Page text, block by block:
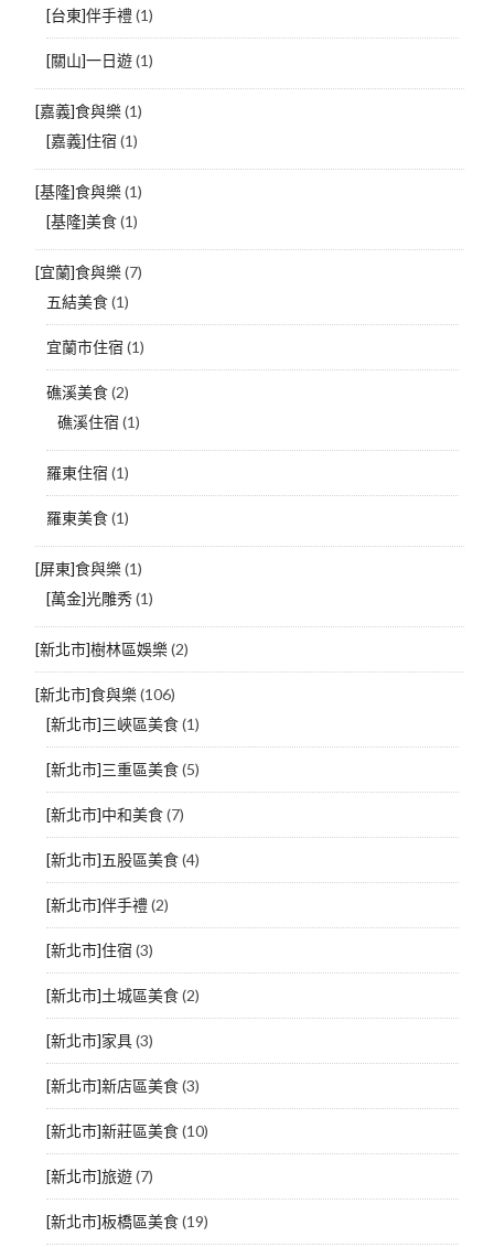
[台東]伴手禮(1)
[關山]一日遊(1)
[嘉義]食與樂(1)
[嘉義]住宿 (1)
[基隆]食與樂(1)
[基隆]美食(1)
[宜蘭]食與樂(7)
五結美食(1)
宜蘭市住宿 (1)
礁溪美食(2)
礁溪住宿 (1)
羅東住宿 (1)
羅東美食(1)
[屏東]食與樂(1)
[萬金]光雕秀(1)
[新北市]樹林區娛樂(2)
[新北市]食與樂(106)
[新北市]三峽區美食(1)
[新北市]三重區美食(5)
[新北市]中和美食(7)
[新北市]五股區美食(4)
[新北市]伴手禮(2)
[新北市]住宿 (3)
[新北市]土城區美食(2)
[新北市]家具(3)
[新北市]新店區美食(3)
[新北市]新莊區美食(10)
[新北市]旅遊(7)
[新北市]板橋區美食(19)